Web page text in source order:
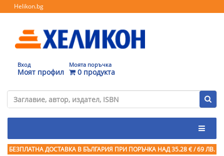
Helikon.bg
Вход
Моят профил
Моята поръчка
0 продукта
БЕЗПЛАТНА ДОСТАВКА В БЪЛГАРИЯ ПРИ ПОРЪЧКА НАД 35.28 € / 69 ЛВ.